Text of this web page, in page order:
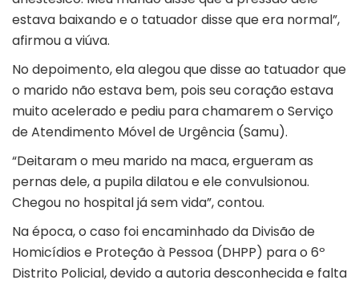
estava baixando e o tatuador disse que era normal”,
afirmou a viúva.
No depoimento, ela alegou que disse ao tatuador que
o marido não estava bem, pois seu coração estava
muito acelerado e pediu para chamarem o Serviço
de Atendimento Móvel de Urgência (Samu).
“Deitaram o meu marido na maca, ergueram as
pernas dele, a pupila dilatou e ele convulsionou.
Chegou no hospital já sem vida”, contou.
Na época, o caso foi encaminhado da Divisão de
Homicídios e Proteção à Pessoa (DHPP) para o 6º
Distrito Policial, devido a autoria desconhecida e falta